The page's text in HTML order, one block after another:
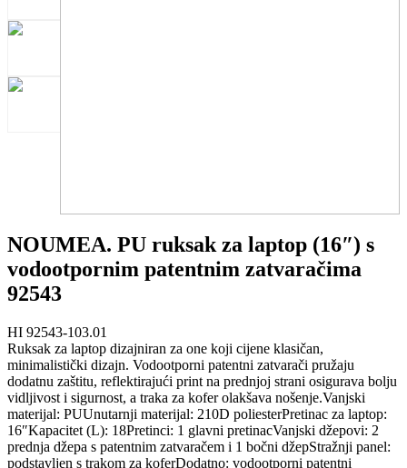
NOUMEA. PU ruksak za laptop (16″) s
vodootpornim patentnim zatvaračima
92543
HI 92543-103.01
Ruksak za laptop dizajniran za one koji cijene klasičan,
minimalistički dizajn. Vodootporni patentni zatvarači pružaju
dodatnu zaštitu, reflektirajući print na prednjoj strani osigurava bolju
vidljivost i sigurnost, a traka za kofer olakšava nošenje.Vanjski
materijal: PUUnutarnji materijal: 210D poliesterPretinac za laptop:
16″Kapacitet (L): 18Pretinci: 1 glavni pretinacVanjski džepovi: 2
prednja džepa s patentnim zatvaračem i 1 bočni džepStražnji panel:
podstavljen s trakom za koferDodatno: vodootporni patentni